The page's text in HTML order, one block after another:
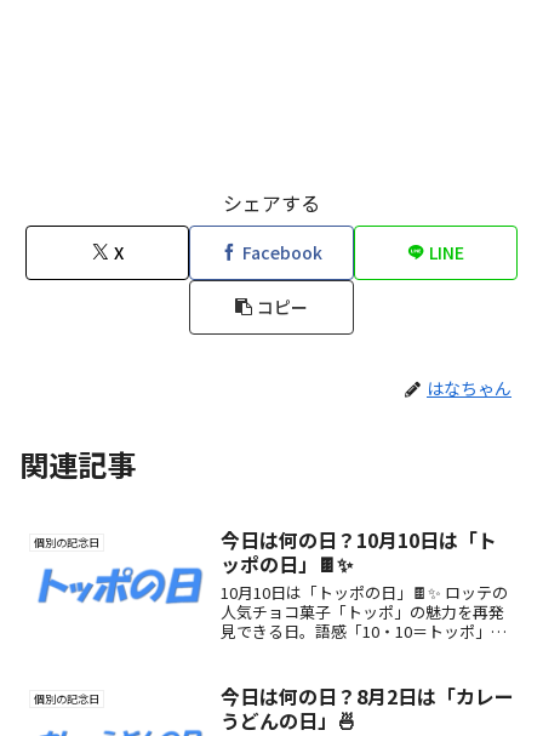
シェアする
X Facebook LINE
コピー
はなちゃん
関連記事
個別の記念日
今日は何の日？10月10日は「ト
ッポの日」🍫✨
10月10日は「トッポの日」🍫✨ ロッテの
人気チョコ菓子「トッポ」の魅力を再発
見できる日。語感「10・10＝トッポ」と
おいしさを楽しんでみませんか？
個別の記念日
今日は何の日？8月2日は「カレー
うどんの日」🍜